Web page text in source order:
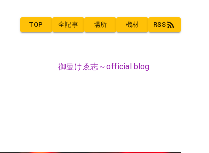
TOP 全記事 場所 機材 RSS
御曼けゑ志～official blog